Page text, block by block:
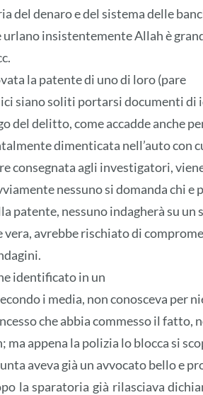
del denaro e del sistema delle
insistentemente Allah è
la patente di uno di loro (pare
siano soliti portarsi documenti di
del delitto, come accadde anche
dimenticata nell’auto con
consegnata agli investigatori,
nessuno si domanda chi e
patente, nessuno indagherà su un
vera, avrebbe rischiato di
identificato in un
i media, non conosceva per
che abbia commesso il fatto,
ma appena la polizia lo blocca si
aveva già un avvocato bello e
la sparatoria già rilasciava